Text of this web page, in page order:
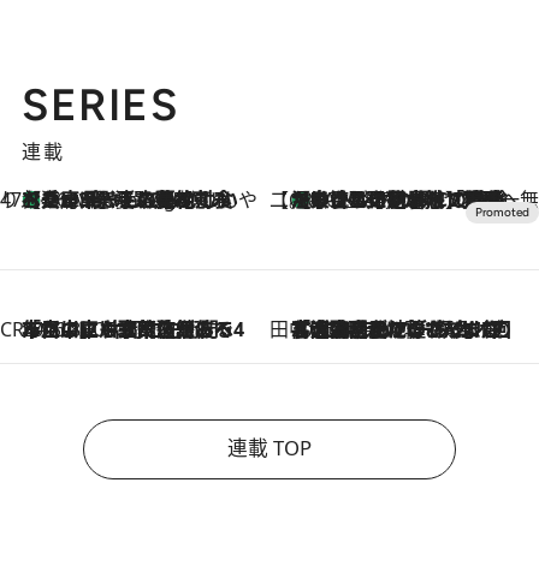
SERIES
連載
47都道府県の手みやげ ひんやりスイーツで夏を満喫
16 Minutes Ago
【兵庫県】この夏絶対食べたい 冷やしておいしいおやつ3選 淡路島の恵みをジェラートに集約 【CREA×星野リゾート】唯一無二。癒しと発見が待つ場所へ
2026.8.7
【トンボの足水浴】ヒノキの香りに包まれて涼感マックス！約13℃の湧水かけ流しを避暑地「星野温泉 トンボの湯」で体験
CREA'S CHOICE
2026.8.7
「立川にも歌舞伎があるんだよ」 片岡仁左衛門・市川中車ら豪華座組みで4年目の立川立飛歌舞伎へ 田中稲の勝手に再ブーム
2026.8.7
「湘南乃風に憧れて」観客大盛上がりの“タオル回し”に、ラッパー顔負けの高速歌唱まで…さだまさし（74）のアグレッシブすぎる現在地
連載 TOP